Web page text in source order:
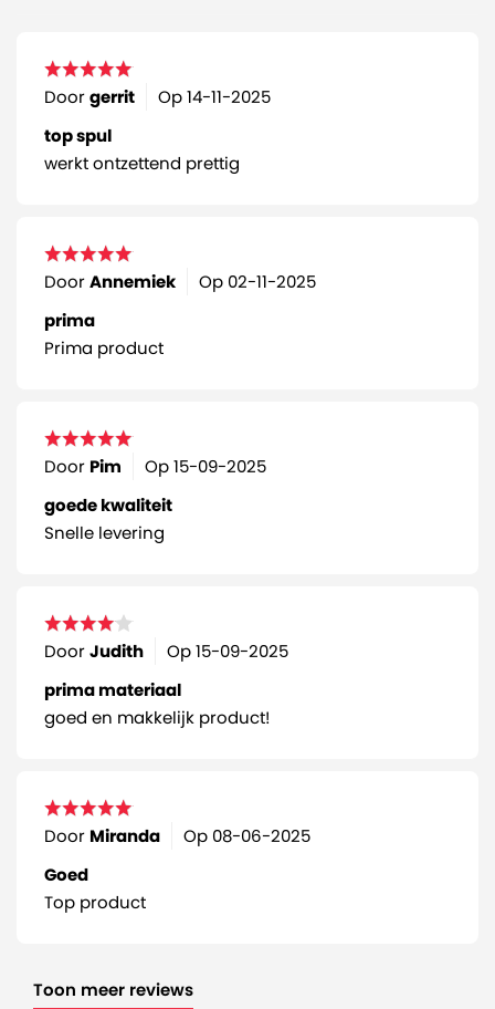
Doorgerrit Op14-11-2025
top spul
werkt ontzettend prettig
DoorAnnemiek Op 02-11-2025
prima
Prima product
Door Pim Op15-09-2025
goede kwaliteit
Snelle levering
DoorJudith Op15-09-2025
prima materiaal
goed en makkelijk product!
Door Miranda Op 08-06-2025
Goed
Top product
Toon meer reviews